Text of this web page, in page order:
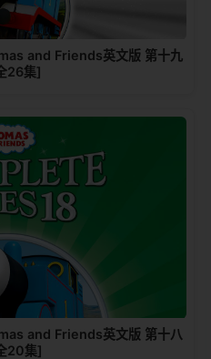
and Friends英文版 第十九
26集]
and Friends英文版 第十八
20集]